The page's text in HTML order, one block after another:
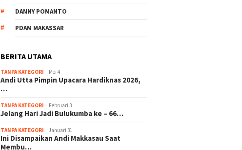
DANNY POMANTO
PDAM MAKASSAR
BERITA UTAMA
TANPA KATEGORI Mei 4
Andi Utta Pimpin Upacara Hardiknas 2026,
…
TANPA KATEGORI Februari 3
Jelang Hari Jadi Bulukumba ke – 66…
TANPA KATEGORI Januari 31
Ini Disampaikan Andi Makkasau Saat
Membu…